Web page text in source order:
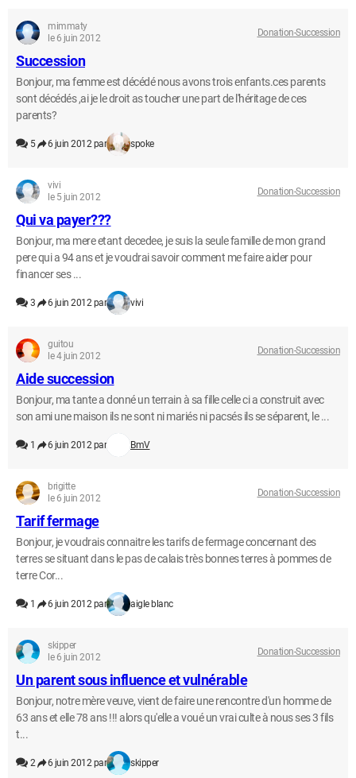
mimmaty
le 6 juin 2012
Donation-Succession
Succession
Bonjour, ma femme est décédé nous avons trois enfants.ces parents
sont décédés ,ai je le droit as toucher une part de l'héritage de ces
parents?
5 6 juin 2012 par spoke
vivi
le 5 juin 2012
Donation-Succession
Qui va payer???
Bonjour, ma mere etant decedee, je suis la seule famille de mon grand
pere qui a 94 ans et je voudrai savoir comment me faire aider pour
financer ses ...
3 6 juin 2012 par vivi
guitou
le 4 juin 2012
Donation-Succession
Aide succession
Bonjour, ma tante a donné un terrain à sa fille celle ci a construit avec
son ami une maison ils ne sont ni mariés ni pacsés ils se séparent, le ...
1 6 juin 2012 par BmV
brigitte
le 6 juin 2012
Donation-Succession
Tarif fermage
Bonjour, je voudrais connaitre les tarifs de fermage concernant des
terres se situant dans le pas de calais très bonnes terres à pommes de
terre Cor...
1 6 juin 2012 par aigle blanc
skipper
le 6 juin 2012
Donation-Succession
Un parent sous influence et vulnérable
Bonjour, notre mère veuve, vient de faire une rencontre d'un homme de
63 ans et elle 78 ans !!! alors qu'elle a voué un vrai culte à nous ses 3 fils
t...
2 6 juin 2012 par skipper